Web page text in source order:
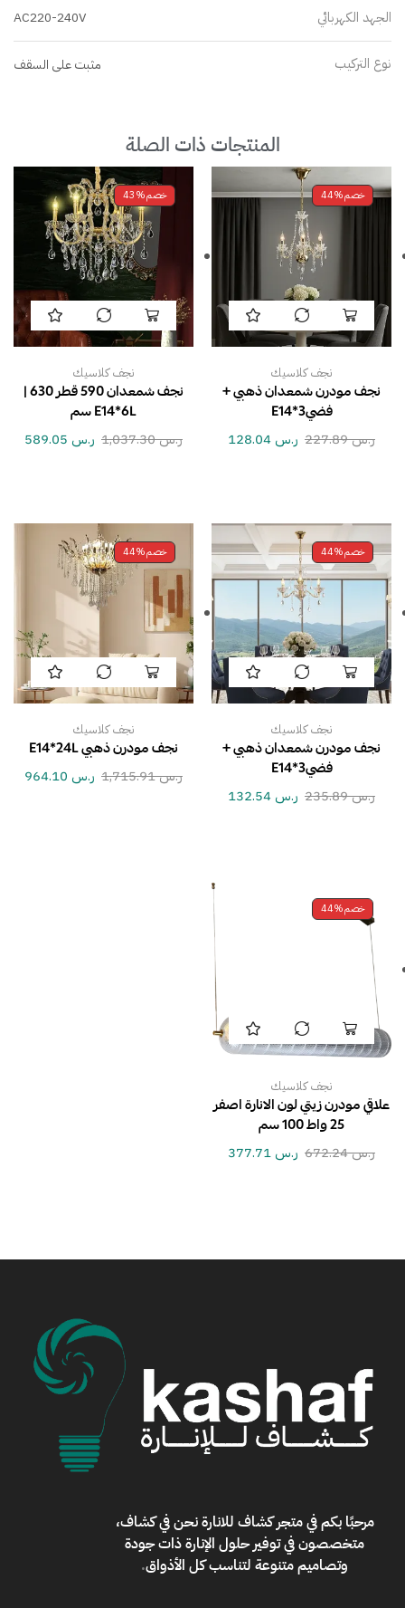
الجهد الكهربائي AC220-240V
نوع التركيب مثبت على السقف
المنتجات ذات الصلة
خصم44%
نجف كلاسيك
نجف مودرن شمعدان ذهبي +
فضيE14*3
ر.س227.89 ر.س
خصم43%
نجف كلاسيك
نجف شمعدان 590 قطر 630 |
E14*6L سم
ر.س1,037.30 ر.س
خصم44%
نجف كلاسيك
نجف مودرن شمعدان ذهبي +
فضيE14*3
ر.س235.89 ر.س
خصم44%
نجف كلاسيك
نجف مودرن ذهبي E14*24L
ر.س1,715.91 ر.س
خصم44%
نجف كلاسيك
علاقي مودرن زيتي لون الانارة اصفر
25 واط 100 سم
ر.س672.24 ر.س
مرحبًا بكم فيمتجر كشاف للانارةنحن في كشاف،
متخصصون في توفير حلول الإنارة ذات جودة
وتصاميم متنوعة لتناسب كل الأذواق.